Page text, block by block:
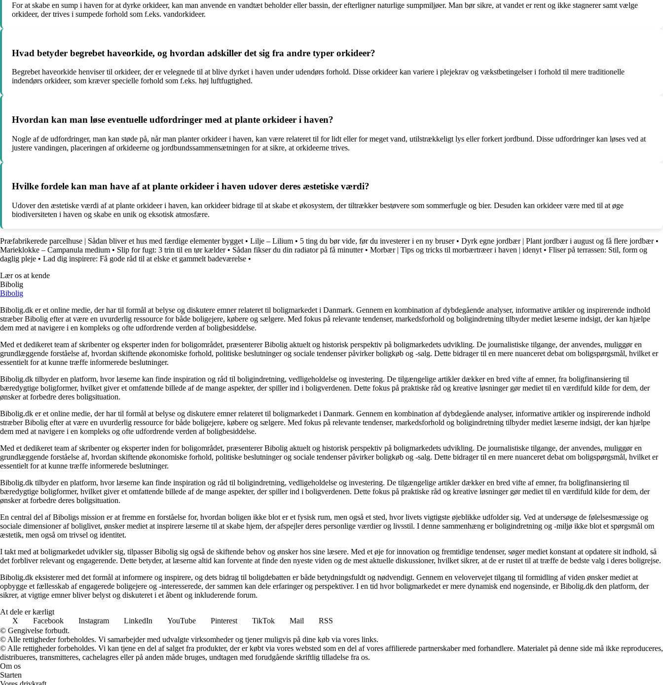
For at skabe en sump i haven for at dyrke orkideer, kan man anvende en vandtæt beholder eller bassin, der efterligner naturlige sumpmiljøer. Man bør sikre, at vandet er rent og ikke stagnerer samt vælge
orkideer, der trives i sumpede forhold som f.eks. vandorkideer.
Hvad betyder begrebet haveorkide, og hvordan adskiller det sig fra andre typer orkideer?
Begrebet haveorkide henviser til orkideer, der er velegnede til at blive dyrket i haven under udendørs forhold. Disse orkideer kan variere i plejekrav og vækstbetingelser i forhold til mere traditionelle
indendørs orkideer, som kræver specielle forhold som f.eks. høj luftfugtighed.
Hvordan kan man løse eventuelle udfordringer med at plante orkideer i haven?
Nogle af de udfordringer, man kan støde på, når man planter orkideer i haven, kan være relateret til for lidt eller for meget vand, utilstrækkeligt lys eller forkert jordbund. Disse udfordringer kan løses ved at
justere vandingen, placeringen af orkideerne og jordbundssammensætningen for at sikre, at orkideerne trives.
Hvilke fordele kan man have af at plante orkideer i haven udover deres æstetiske værdi?
Udover den æstetiske værdi af at plante orkideer i haven, kan orkideer bidrage til at skabe et økosystem, der tiltrækker bestøvere som sommerfugle og bier. Desuden kan orkideer være med til at øge
biodiversiteten i haven og skabe en unik og eksotisk atmosfære.
Præfabrikerede parcelhuse | Sådan bliver et hus med færdige elementer bygget • Lilje – Lilium • 5 ting du bør vide, før du investerer i en ny bruser• Dyrk egne jordbær | Plant jordbær i august og få flere jordbær•
Marieklokke – Campanula medium • Slip for fugt: 3 trin til en tør kælder• Sådan fikser du din radiator på få minutter• Morbær | Tips og tricks til morbærtræer i haven | idenyt • Fliser på terrassen: Stil, form og
daglig pleje • Lad dig inspirere: Få gode råd til at elske et gammelt badeværelse •
Lær os at kende
Bibolig
Bibolig
Bibolig.dk er et online medie, der har til formål at belyse og diskutere emner relateret til boligmarkedet i Danmark. Gennem en kombination af dybdegående analyser, informative artikler og inspirerende indhold
stræber Bibolig efter at være en uvurderlig ressource for både boligejere, købere og sælgere. Med fokus på relevante tendenser, markedsforhold og boligindretning tilbyder mediet læserne indsigt, der kan hjælpe
dem med at navigere i en kompleks og ofte udfordrende verden af boligbesiddelse.
Med et dedikeret team af skribenter og eksperter inden for boligområdet, præsenterer Bibolig aktuelt og historisk perspektiv på boligmarkedets udvikling. De journalistiske tilgange, der anvendes, muliggør en
grundlæggende forståelse af, hvordan skiftende økonomiske forhold, politiske beslutninger og sociale tendenser påvirker boligkøb og -salg. Dette bidrager til en mere nuanceret debat om boligspørgsmål, hvilket er
essentielt for at kunne træffe informerede beslutninger.
Bibolig.dk tilbyder en platform, hvor læserne kan finde inspiration og råd til boligindretning, vedligeholdelse og investering. De tilgængelige artikler dækker en bred vifte af emner, fra boligfinansiering til
bæredygtige boligformer, hvilket giver et omfattende billede af de mange aspekter, der spiller ind i boligverdenen. Dette fokus på praktiske råd og kreative løsninger gør mediet til en værdifuld kilde for dem, der
ønsker at forbedre deres boligsituation.
Bibolig.dk er et online medie, der har til formål at belyse og diskutere emner relateret til boligmarkedet i Danmark. Gennem en kombination af dybdegående analyser, informative artikler og inspirerende indhold
stræber Bibolig efter at være en uvurderlig ressource for både boligejere, købere og sælgere. Med fokus på relevante tendenser, markedsforhold og boligindretning tilbyder mediet læserne indsigt, der kan hjælpe
dem med at navigere i en kompleks og ofte udfordrende verden af boligbesiddelse.
Med et dedikeret team af skribenter og eksperter inden for boligområdet, præsenterer Bibolig aktuelt og historisk perspektiv på boligmarkedets udvikling. De journalistiske tilgange, der anvendes, muliggør en
grundlæggende forståelse af, hvordan skiftende økonomiske forhold, politiske beslutninger og sociale tendenser påvirker boligkøb og -salg. Dette bidrager til en mere nuanceret debat om boligspørgsmål, hvilket er
essentielt for at kunne træffe informerede beslutninger.
Bibolig.dk tilbyder en platform, hvor læserne kan finde inspiration og råd til boligindretning, vedligeholdelse og investering. De tilgængelige artikler dækker en bred vifte af emner, fra boligfinansiering til
bæredygtige boligformer, hvilket giver et omfattende billede af de mange aspekter, der spiller ind i boligverdenen. Dette fokus på praktiske råd og kreative løsninger gør mediet til en værdifuld kilde for dem, der
ønsker at forbedre deres boligsituation.
En central del af Biboligs mission er at fremme en forståelse for, hvordan boligen ikke blot er et fysisk rum, men også et sted, hvor livets vigtigste øjeblikke udfolder sig. Ved at undersøge de følelsesmæssige og
sociale dimensioner af boliglivet, ønsker mediet at inspirere læserne til at skabe hjem, der afspejler deres personlige værdier og livsstil. I denne sammenhæng er boligindretning og -miljø ikke blot et spørgsmål om
æstetik, men også om trivsel og identitet.
I takt med at boligmarkedet udvikler sig, tilpasser Bibolig sig også de skiftende behov og ønsker hos sine læsere. Med et øje for innovation og fremtidige tendenser, søger mediet konstant at opdatere sit indhold, så
det forbliver relevant og engagerende. Dette betyder, at læserne altid kan forvente at finde den nyeste viden og de mest aktuelle diskussioner, hvilket sikrer, at de er rustet til at træffe de bedste valg i deres boligrejse.
Bibolig.dk eksisterer med det formål at informere og inspirere, og dets bidrag til boligdebatten er både betydningsfuldt og nødvendigt. Gennem en velovervejet tilgang til formidling af viden ønsker mediet at
opbygge et fællesskab af engagerede boligejere og -interesserede, der sammen kan dele erfaringer og perspektiver. I en tid hvor boligmarkedet er mere dynamisk end nogensinde, er Bibolig.dk den platform, der
sikrer, at vigtige emner bliver belyst og diskuteret i et åbent og inkluderende forum.
At dele er kærligt
X
Facebook Instagram LinkedIn YouTube Pinterest TikTok Mail
RSS
© Gengivelse forbudt.
© Alle rettigheder forbeholdes. Vi samarbejder med udvalgte virksomheder og tjener muligvis på dine køb via vores links.
© Alle rettigheder forbeholdes. Vi kan tjene en del af salget fra produkter, der er købt via vores websted som en del af vores affilierede partnerskaber med forhandlere. Materialet på denne side må ikke reproduceres,
distribueres, transmitteres, cachelagres eller på anden måde bruges, undtagen med forudgående skriftlig tilladelse fra os.
Om os
Starten